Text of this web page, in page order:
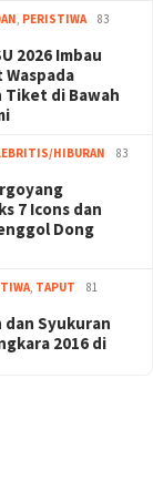
, PERISTIWA
83
2026 Imbau
Waspada
Tiket di Bawah
HIBURAN
83
7 Icons dan
Dong
, TAPUT
81
Syukuran
2016 di